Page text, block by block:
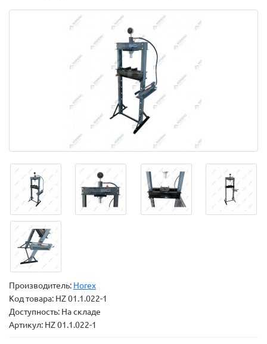
Производитель: Horex
Код товара: HZ 01.1.022-1
Доступность: На складе
Артикул: HZ 01.1.022-1